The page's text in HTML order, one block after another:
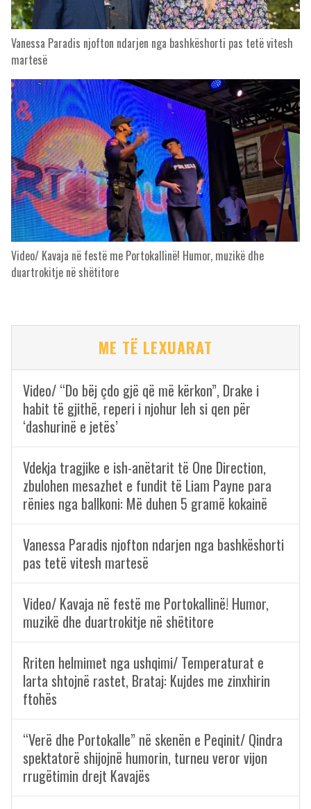
Vanessa Paradis njofton ndarjen nga bashkëshorti pas tetë vitesh
martesë
Video/ Kavaja në festë me Portokallinë! Humor, muzikë dhe
duartrokitje në shëtitore
ME TË LEXUARAT
Video/ “Do bëj çdo gjë që më kërkon”, Drake i
habit të gjithë, reperi i njohur leh si qen për
‘dashurinë e jetës’
Vdekja tragjike e ish-anëtarit të One Direction,
zbulohen mesazhet e fundit të Liam Payne para
rënies nga ballkoni: Më duhen 5 gramë kokainë
Vanessa Paradis njofton ndarjen nga bashkëshorti
pas tetë vitesh martesë
Video/ Kavaja në festë me Portokallinë! Humor,
muzikë dhe duartrokitje në shëtitore
Rriten helmimet nga ushqimi/ Temperaturat e
larta shtojnë rastet, Brataj: Kujdes me zinxhirin
ftohës
“Verë dhe Portokalle” në skenën e Peqinit/ Qindra
spektatorë shijojnë humorin, turneu veror vijon
rrugëtimin drejt Kavajës